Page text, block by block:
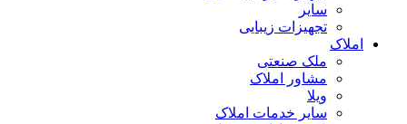
سایر
تجهیزات زیبایی
املاک
ملک صنعتی
مشاور املاک
ویلا
سایر خدمات املاک